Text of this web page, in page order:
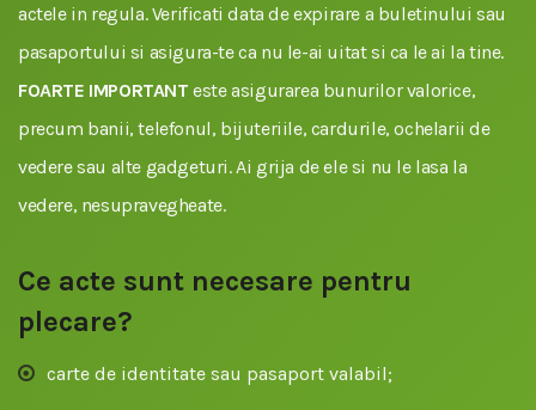
actele in regula. Verificati data de expirare a buletinului sau
pasaportului si asigura-te ca nu le-ai uitat si ca le ai la tine.
FOARTE IMPORTANT este asigurarea bunurilor valorice,
precum banii, telefonul, bijuteriile, cardurile, ochelarii de
vedere sau alte gadgeturi. Ai grija de ele si nu le lasa la
vedere, nesupravegheate.
Ce acte sunt necesare pentru
plecare?
carte de identitate sau pasaport valabil;